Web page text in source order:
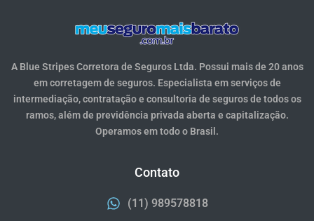
A Blue Stripes Corretora de Seguros Ltda. Possui mais de 20 anos
em corretagem de seguros. Especialista em serviços de
intermediação, contratação e consultoria de seguros de todos os
ramos, além de previdência privada aberta e capitalização.
Operamos em todo o Brasil.
Contato
(11) 989578818